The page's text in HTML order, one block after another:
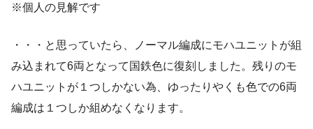
※個人の見解です
・・・と思っていたら、ノーマル編成にモハユニットが組
み込まれて6両となって国鉄色に復刻しました。残りのモ
ハユニットが１つしかない為、ゆったりやくも色での6両
編成は１つしか組めなくなります。